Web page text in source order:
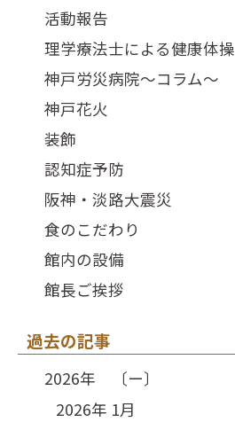
活動報告
理学療法士による健康体操
神戸労災病院～コラム～
神戸花火
装飾
認知症予防
阪神・淡路大震災
食のこだわり
館内の設備
館長ご挨拶
過去の記事
2026年 〔ー〕
2026年 1月